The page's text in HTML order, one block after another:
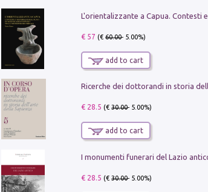
€ 57 (€60.00- 5.00%)
add to cart
€ 28.5 (€30.00- 5.00%)
add to cart
€ 28.5 (€30.00- 5.00%)